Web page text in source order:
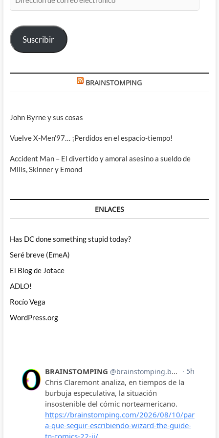
de
electrónico
Suscribir
BRAINSTOMPING
John Byrne y sus cosas
Vuelve X-Men’97… ¡Perdidos en el espacio-tiempo!
Accident Man – El divertido y amoral asesino a sueldo de
Mills, Skinner y Emond
ENLACES
Has DC done something stupid today?
Seré breve (EmeA)
El Blog de Jotace
ADLO!
Rocío Vega
WordPress.org